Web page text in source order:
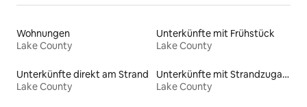
Wohnungen
Lake County
Unterkünfte mit Frühstück
Lake County
Unterkünfte direkt am Strand
Lake County
Unterkünfte mit Strandzugang
Lake County